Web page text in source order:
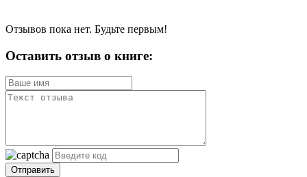
Отзывов пока нет. Будьте первым!
Оставить отзыв о книге:
Отправить